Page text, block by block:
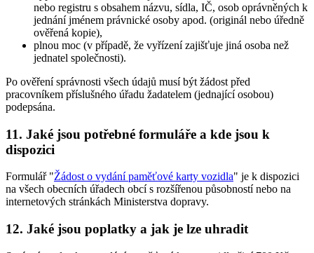
nebo registru s obsahem názvu, sídla, IČ, osob oprávněných k
jednání jménem právnické osoby apod. (originál nebo úředně
ověřená kopie),
plnou moc (v případě, že vyřízení zajišťuje jiná osoba než
jednatel společnosti).
Po ověření správnosti všech údajů musí být žádost před
pracovníkem příslušného úřadu žadatelem (jednající osobou)
podepsána.
11. Jaké jsou potřebné formuláře a kde jsou k
dispozici
Formulář "Žádost o vydání paměťové karty vozidla" je k dispozici
na všech obecních úřadech obcí s rozšířenou působností nebo na
internetových stránkách Ministerstva dopravy.
12. Jaké jsou poplatky a jak je lze uhradit